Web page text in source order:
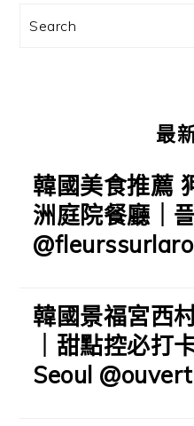
訊
Search
最
韓國美食推薦
洲庭院餐廳｜
韓國景福宮西
｜甜點控必打
Seoul